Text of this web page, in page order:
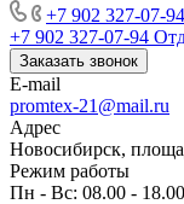
+7 902 327-07-94
+7 902 327-07-94
Заказать звонок
E-mail
promtex-21@mail.ru
Адрес
Новосибирск,
Режим работы
Пн - Вс: 08.00 - 18.00